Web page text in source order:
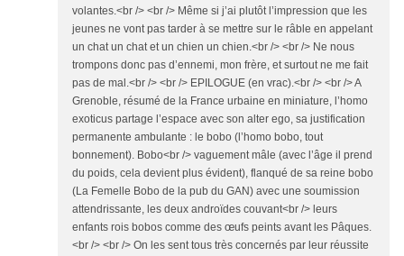
volantes.<br /> <br /> Même si j’ai plutôt l’impression que les
jeunes ne vont pas tarder à se mettre sur le râble en appelant
un chat un chat et un chien un chien.<br /> <br /> Ne nous
trompons donc pas d’ennemi, mon frère, et surtout ne me fait
pas de mal.<br /> <br /> EPILOGUE (en vrac).<br /> <br /> A
Grenoble, résumé de la France urbaine en miniature, l’homo
exoticus partage l’espace avec son alter ego, sa justification
permanente ambulante : le bobo (l’homo bobo, tout
bonnement). Bobo<br /> vaguement mâle (avec l’âge il prend
du poids, cela devient plus évident), flanqué de sa reine bobo
(La Femelle Bobo de la pub du GAN) avec une soumission
attendrissante, les deux androïdes couvant<br /> leurs
enfants rois bobos comme des œufs peints avant les Pâques.
<br /> <br /> On les sent tous très concernés par leur réussite